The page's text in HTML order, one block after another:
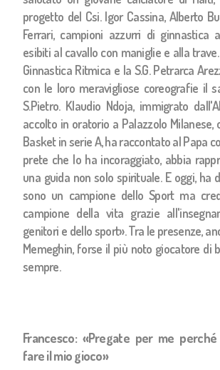
progetto del Csi. Igor Cassina, Alberto
Ferrari, campioni azzurri di ginnastica
esibiti al cavallo con maniglie e alla
Ginnastica Ritmica e la S.G. Petrarca
con le loro meravigliose coreografie il
S.Pietro. Klaudio Ndoja, immigrato
accolto in oratorio a Palazzolo Milanese,
Basket in serie A, ha raccontato al Papa
prete che lo ha incoraggiato, abbia
una guida non solo spirituale. E oggi, ha
sono un campione dello Sport ma
campione della vita grazie
genitori e dello sport». Tra le presenze,
Memeghin, forse il più noto giocatore di
sempre.
Francesco: «Pregate per me
fare il mio gioco»